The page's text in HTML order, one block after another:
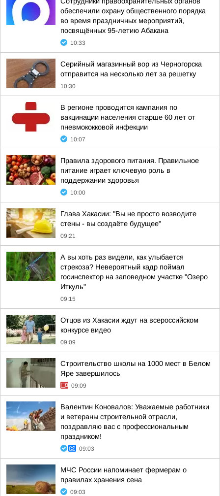
обеспечили охрану общественного порядка
во время праздничных мероприятий,
посвящённых 95-летию Абакана
10:33
Серийный магазинный вор из Черногорска
отправится на несколько лет за решетку
10:30
В регионе проводится кампания по
вакцинации населения старше 60 лет от
пневмококковой инфекции
10:07
Правила здорового питания. Правильное
питание играет ключевую роль в
поддержании здоровья
10:00
Глава Хакасии: "Вы не просто возводите
стены - вы создаёте будущее"
09:21
А вы хоть раз видели, как улыбается
стрекоза? Невероятный кадр поймал
госинспектор на заповедном участке "Озеро
Иткуль"
09:15
Отцов из Хакасии ждут на всероссийском
конкурсе видео
09:09
Строительство школы на 1000 мест в Белом
Яре завершилось
09:09
Валентин Коновалов: Уважаемые работники
и ветераны строительной отрасли,
поздравляю вас с профессиональным
праздником!
09:03
МЧС России напоминает фермерам о
правилах хранения сена
09:03